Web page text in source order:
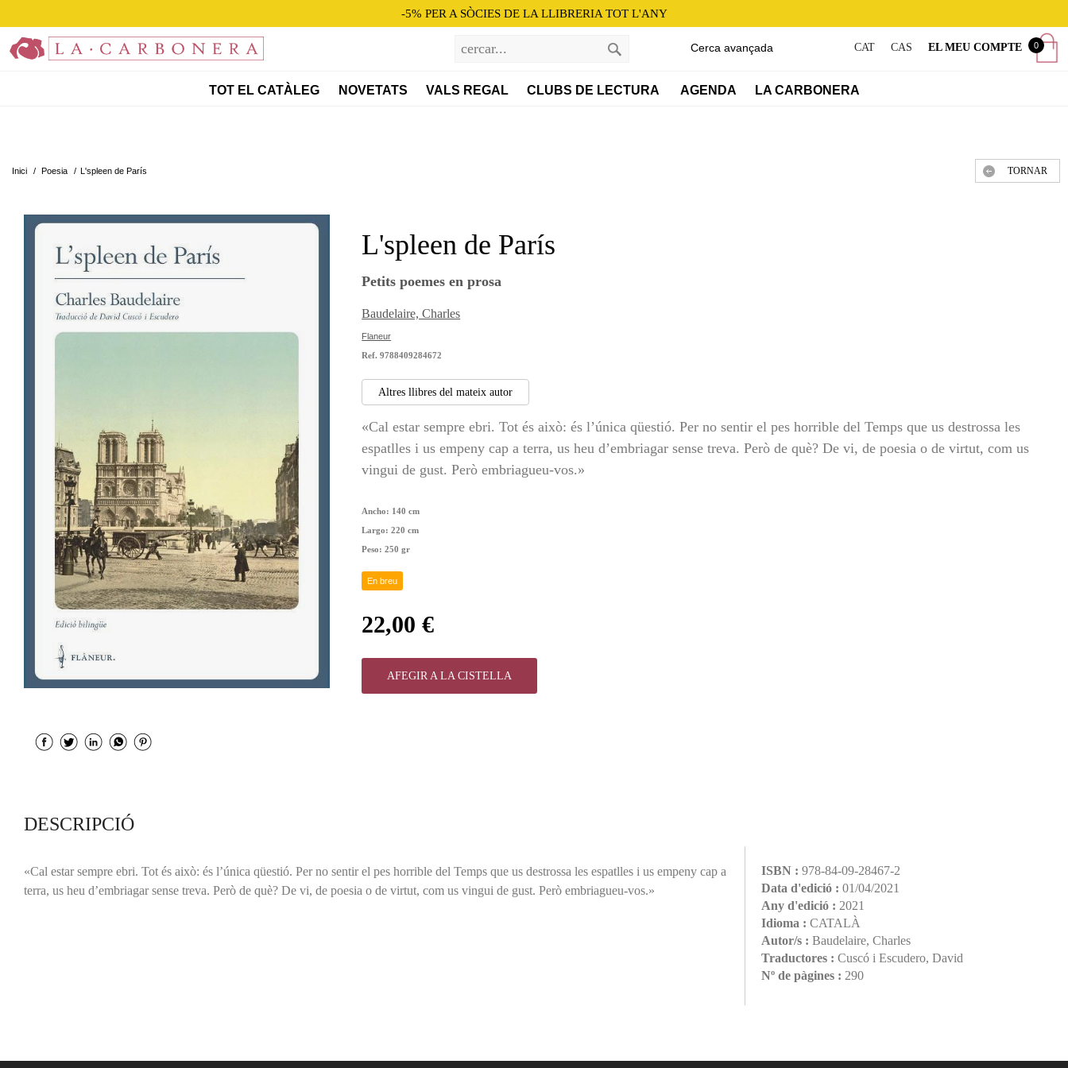
-5% PER A SÒCIES DE LA LLIBRERIA TOT L'ANY
CAT CAS EL MEU COMPTE 0
TOT EL CATÀLEG NOVETATS VALS REGAL CLUBS DE LECTURA AGENDA LA CARBONERA
Cerca avançada
Inici / Poesia / L'spleen de París TORNAR
L'spleen de París
Petits poemes en prosa
Baudelaire, Charles
Flaneur
Ref. 9788409284672
Altres llibres del mateix autor
«Cal estar sempre ebri. Tot és això: és l’única qüestió. Per no sentir el pes horrible del Temps que us destrossa les
espatlles i us empeny cap a terra, us heu d’embriagar sense treva. Però de què? De vi, de poesia o de virtut, com us
vingui de gust. Però embriagueu-vos.»
Ancho: 140 cm
Largo:220 cm
Peso:250 gr
En breu
22,00 €
AFEGIR A LA CISTELLA
DESCRIPCIÓ
ISBN : 978-84-09-28467-2
Data d'edició : 01/04/2021
Any d'edició : 2021
Idioma : CATALÀ
Autor/s : Baudelaire, Charles
Traductores : Cuscó i Escudero, David
Nº de pàgines : 290
«Cal estar sempre ebri. Tot és això: és l’única qüestió. Per no sentir el pes horrible del Temps que us destrossa les espatlles i us empeny cap a
terra, us heu d’embriagar sense treva. Però de què? De vi, de poesia o de virtut, com us vingui de gust. Però embriagueu-vos.»